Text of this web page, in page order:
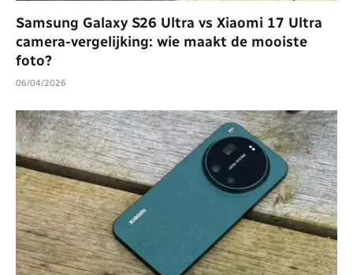
Samsung Galaxy S26 Ultra vs Xiaomi 17 Ultra
camera-vergelijking: wie maakt de mooiste
foto?
06/04/2026